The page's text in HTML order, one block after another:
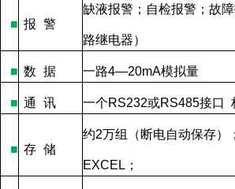
■ 报 警
缺液报警；自检报警；故
路继电器）
■ 数 据 一路4—20mA模拟量
■ 通 讯 一个RS232或RS485接口
■ 存 储
约2万组（断电自动保存）
EXCEL ；